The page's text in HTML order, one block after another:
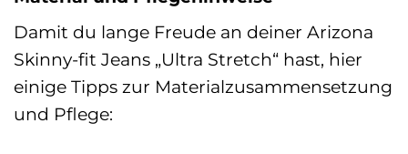
Damit du lange Freude an deiner Arizona
Skinny-fit Jeans „Ultra Stretch“ hast, hier
einige Tipps zur Materialzusammensetzung
und Pflege: